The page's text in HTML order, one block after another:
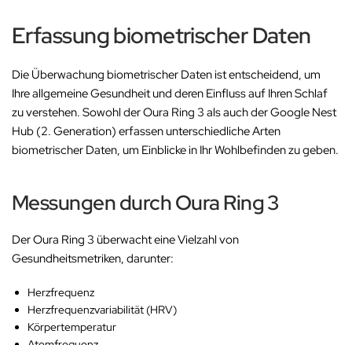
Erfassung biometrischer Daten
Die Überwachung biometrischer Daten ist entscheidend, um
Ihre allgemeine Gesundheit und deren Einfluss auf Ihren Schlaf
zu verstehen. Sowohl der Oura Ring 3 als auch der Google Nest
Hub (2. Generation) erfassen unterschiedliche Arten
biometrischer Daten, um Einblicke in Ihr Wohlbefinden zu geben.
Messungen durch Oura Ring 3
Der Oura Ring 3 überwacht eine Vielzahl von
Gesundheitsmetriken, darunter:
Herzfrequenz
Herzfrequenzvariabilität (HRV)
Körpertemperatur